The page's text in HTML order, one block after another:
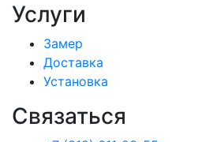
Услуги
Замер
Доставка
Установка
Связаться